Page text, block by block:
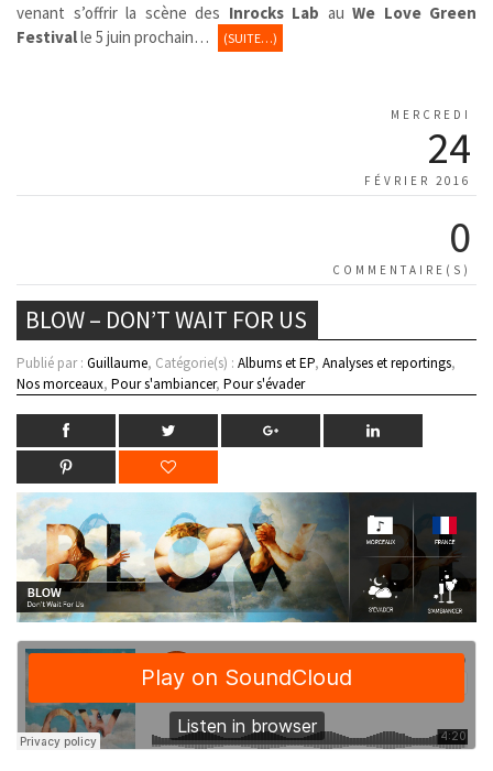
venant s’offrir la scène des Inrocks Lab au We Love Green
Festivalle 5 juin prochain… (SUITE…)
MERCREDI
24
FÉVRIER 2016
0
COMMENTAIRE(S)
BLOW – DON’T WAIT FOR US
Publié par : Guillaume, Catégorie(s) : Albums et EP, Analyses et reportings,
Nos morceaux, Pour s'ambiancer, Pour s'évader